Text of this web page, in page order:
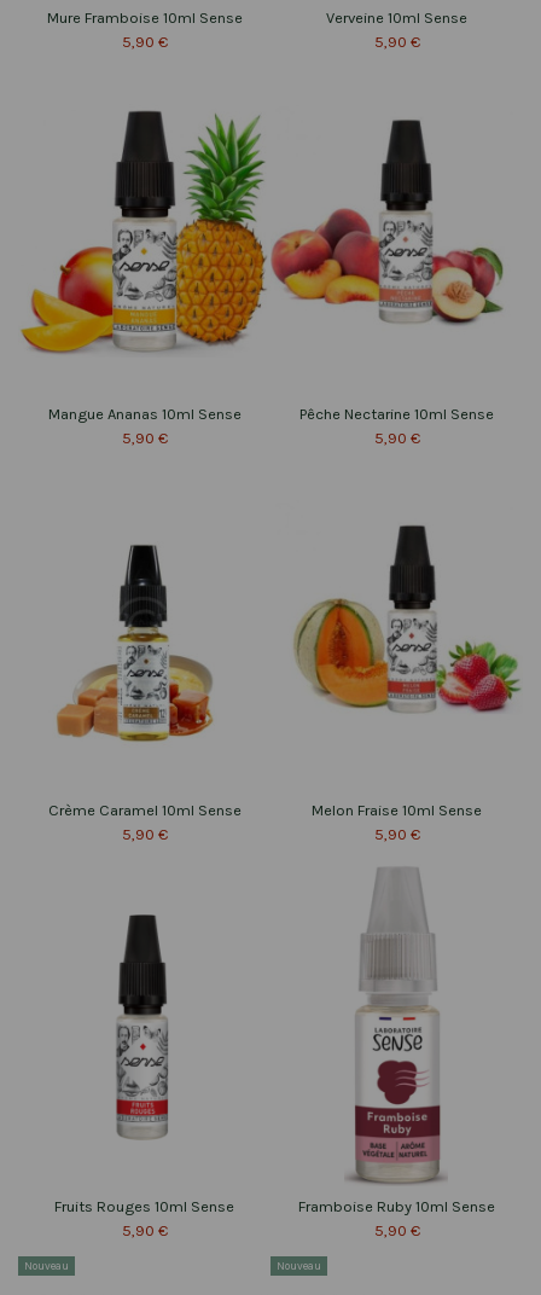
Mure Framboise 10ml Sense
5,90 €
Verveine 10ml Sense
5,90 €
Mangue Ananas 10ml Sense
5,90 €
Pêche Nectarine 10ml Sense
5,90 €
Crème Caramel 10ml Sense
5,90 €
Melon Fraise 10ml Sense
5,90 €
Fruits Rouges 10ml Sense
5,90 €
Framboise Ruby 10ml Sense
5,90 €
Nouveau Nouveau